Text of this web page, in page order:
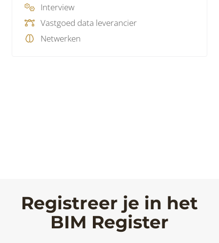
Interview
Vastgoed data leverancier
Netwerken
Registreer je in het
BIM Register